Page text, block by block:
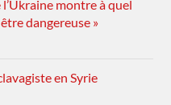
l’Ukraine montre à quel
dangereuse »
en Syrie